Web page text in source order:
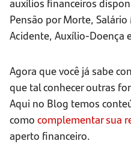
Pensão por Morte,
Acidente, Auxílio-Doença
Agora que você já sabe
que tal conhecer outras
Aqui no Blog temos
como complementar sua
aperto financeiro.